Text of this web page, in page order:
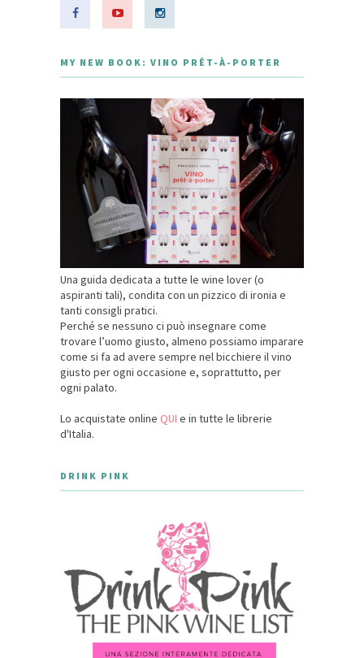
MY NEW BOOK: VINO PRÊT-À-PORTER
Una guida dedicata a tutte le wine lover (o
aspiranti tali), condita con un pizzico di ironia e
tanti consigli pratici.
Perché se nessuno ci può insegnare come
trovare l’uomo giusto, almeno possiamo imparare
come si fa ad avere sempre nel bicchiere il vino
giusto per ogni occasione e, soprattutto, per
ogni palato.
Lo acquistate online QUI e in tutte le librerie
d'Italia.
DRINK PINK